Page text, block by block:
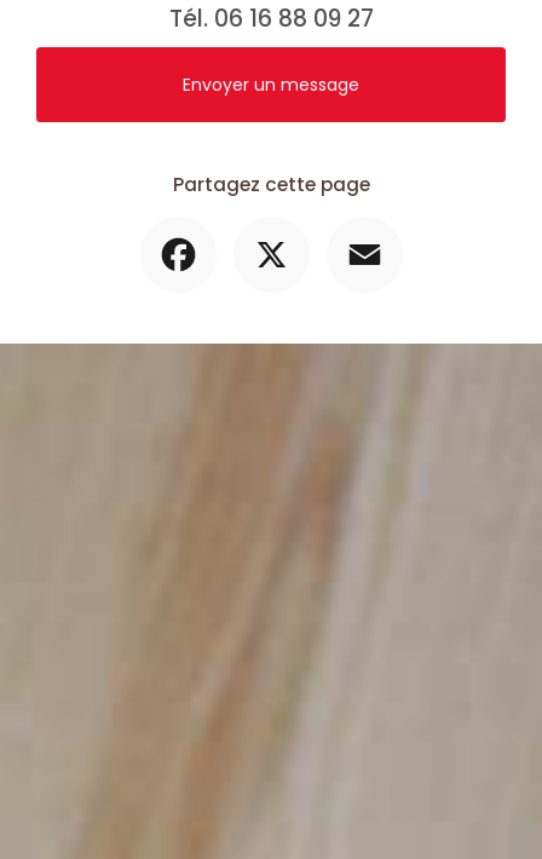
Tél. 06 16 88 09 27
Envoyer un message
Partagez cette page